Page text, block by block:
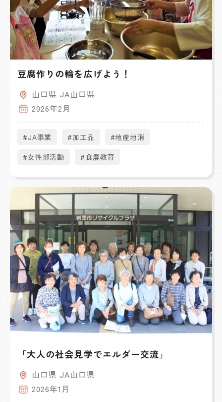
豆腐作りの輪を広げよう！
山口県 JA山口県
2026年2月
#JA事業 #加工品
#地産地消
#女性部活動
#食農教育
「大人の社会見学でエルダー交流」
山口県 JA山口県
2026年1月